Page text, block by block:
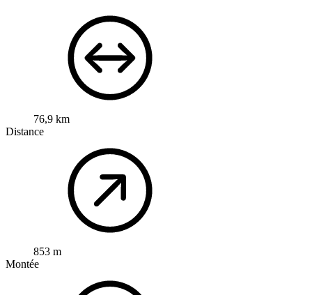
76,9 km
Distance
853 m
Montée